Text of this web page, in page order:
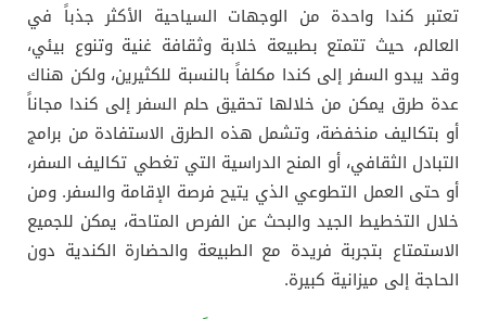
تعتبر كندا واحدة من الوجهات السياحية الأكثر جذباً في
العالم، حيث تتمتع بطبيعة خلابة وثقافة غنية وتنوع بيئي،
وقد يبدو السفر إلى كندا مكلفاً بالنسبة للكثيرين، ولكن هناك
عدة طرق يمكن من خلالها تحقيق حلم السفر إلى كندا مجاناً
أو بتكاليف منخفضة، وتشمل هذه الطرق الاستفادة من برامج
التبادل الثقافي، أو المنح الدراسية التي تغطي تكاليف السفر،
أو حتى العمل التطوعي الذي يتيح فرصة الإقامة والسفر. ومن
خلال التخطيط الجيد والبحث عن الفرص المتاحة، يمكن للجميع
الاستمتاع بتجربة فريدة مع الطبيعة والحضارة الكندية دون
الحاجة إلى ميزانية كبيرة.